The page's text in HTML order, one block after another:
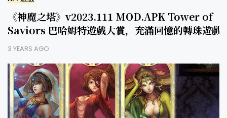
《神魔之塔》v2023.111 MOD.APK Tower of
Saviors 巴哈姆特遊戲大賞，充滿回憶的轉珠遊戲
3 YEARS AGO